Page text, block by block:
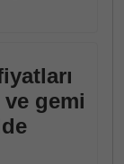
gemi